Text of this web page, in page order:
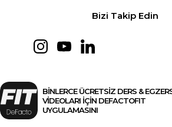
Bizi Takip Edin
BİNLERCE ÜCRETSİZ DERS &
VİDEOLARI İÇİN DEFACTOFIT
UYGULAMASINI